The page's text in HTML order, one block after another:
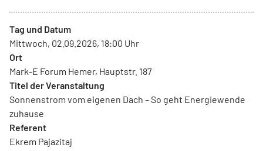
Tag und Datum
Mittwoch, 02.09.2026, 18:00 Uhr
Ort
Mark-E Forum Hemer, Hauptstr. 187
Titel der Veranstaltung
Sonnenstrom vom eigenen Dach – So geht Energiewende
zuhause
Referent
Ekrem Pajazitaj